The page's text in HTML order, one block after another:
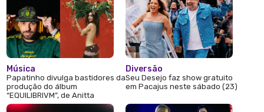
Música
Papatinho divulga bastidores da
produção do álbum
“EQUILIBRIVM”, de Anitta
Diversão
Seu Desejo faz show gratuito
em Pacajus neste sábado (23)